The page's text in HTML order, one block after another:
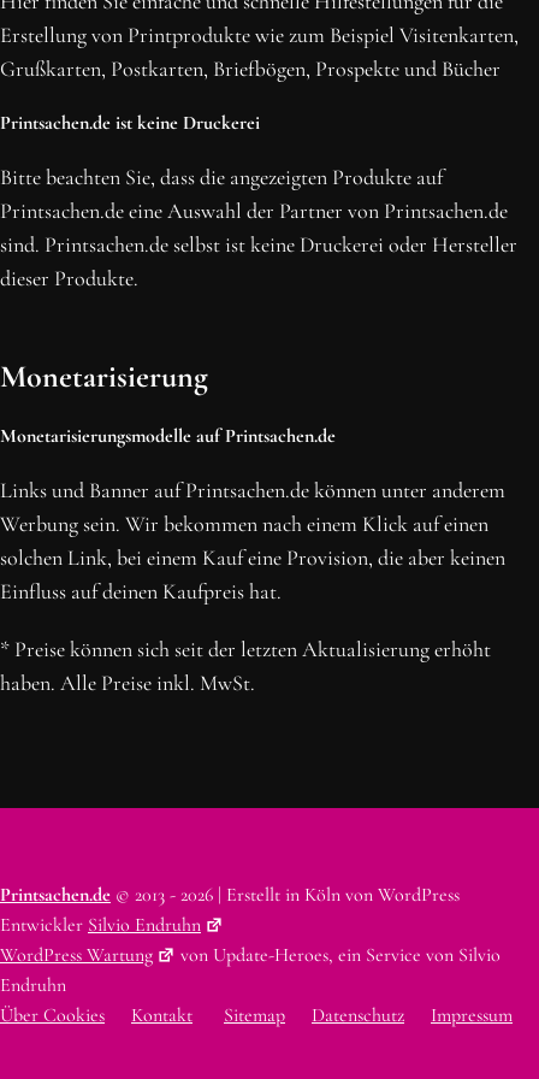
NEWSLETTER ABONNIEREN
Erstellung von Printprodukte wie zum Beispiel Visitenkarten,
Grußkarten, Postkarten, Briefbögen, Prospekte und Bücher
Printsachen.de ist keine Druckerei
Bitte beachten Sie, dass die angezeigten Produkte auf
Printsachen.de eine Auswahl der Partner von Printsachen.de
sind. Printsachen.de selbst ist keine Druckerei oder Hersteller
dieser Produkte.
Monetarisierung
Monetarisierungsmodelle auf Printsachen.de
Links und Banner auf Printsachen.de können unter anderem
Werbung sein. Wir bekommen nach einem Klick auf einen
solchen Link, bei einem Kauf eine Provision, die aber keinen
Einfluss auf deinen Kaufpreis hat.
* Preise können sich seit der letzten Aktualisierung erhöht
haben. Alle Preise inkl. MwSt.
Printsachen.de © 2013 - 2026 | Erstellt in Köln von WordPress
Entwickler Silvio Endruhn
WordPress Wartung
von Update-Heroes, ein Service von Silvio
Endruhn
Über Cookies
Kontakt Sitemap Datenschutz Impressum